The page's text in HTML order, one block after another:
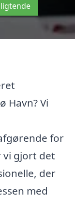
Havn? Vi
for
vi gjort det
der
med